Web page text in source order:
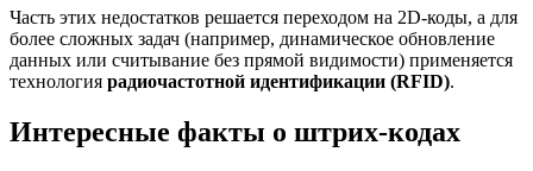
Часть этих недостатков решается переходом на 2D-коды, а для
более сложных задач (например, динамическое обновление
данных или считывание без прямой видимости) применяется
технология радиочастотной идентификации (RFID).
Интересные факты о штрих-кодах